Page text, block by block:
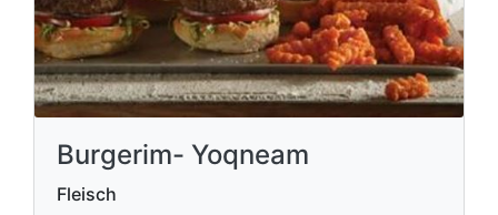
Burgerim- Yoqneam
Fleisch